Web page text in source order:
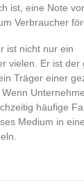
ist, eine Note
Verbraucher
ist nicht nur ein
vielen. Er ist der
Träger einer
häufige
Medium in